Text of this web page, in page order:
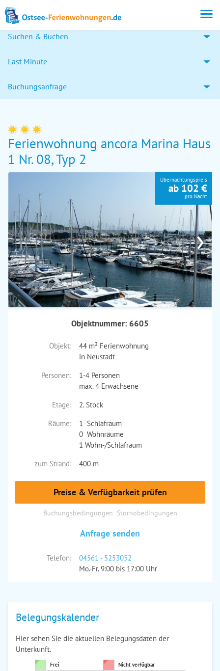
Suchen & Buchen
Last Minute
Buchungsanfrage
Ferienwohnung ancora Marina Haus
1 Nr. 08, Typ 2
›
Übernachtungspreis
ab 102 €
pro Nacht
Objektnummer: 6605
Objekt:
44 m² Ferienwohnung
in Neustadt
Personen:
1-4 Personen
max. 4 Erwachsene
Etage:
2. Stock
Räume:
1 Schlafraum
0 Wohnräume
1 Wohn-/Schlafraum
zum Strand:
400 m
Preise & Verfügbarkeit prüfen
Buchungsbedingungen Stornobedingungen
Anfrage senden
Telefon:
04561 - 5253052
Mo.-Fr. 9:00 bis 17:00 Uhr
Belegungskalender
Hier sehen Sie die aktuellen Belegungsdaten der
Unterkunft.
Frei Nicht verfügbar